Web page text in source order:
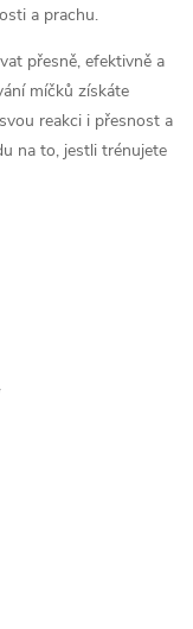
a prachu.
přesně, efektivně a
míčků získáte
reakci i přesnost a
na to, jestli trénujete